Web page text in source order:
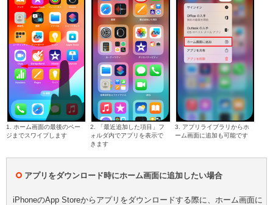
1. ホーム画面の最後のペー
ジまでスワイプします
2. 「最近追加した項目」フ
ォルダ内でアプリを表示で
きます
3. アプリライブラリからホ
ーム画面に追加も可能です
アプリをダウンロード時にホーム画面に追加したい場合
iPhoneのApp Storeからアプリをダウンロードする際に、ホーム画面に